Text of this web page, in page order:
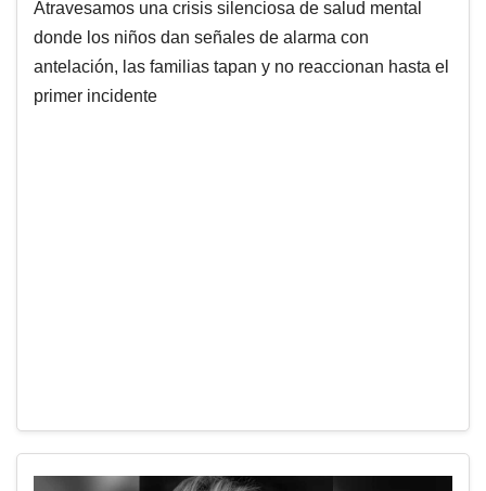
Atravesamos una crisis silenciosa de salud mental
donde los niños dan señales de alarma con
antelación, las familias tapan y no reaccionan hasta el
primer incidente